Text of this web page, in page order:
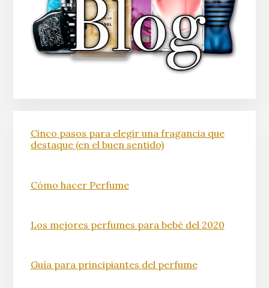
Cinco pasos para elegir una fragancia que
destaque (en el buen sentido)
Cómo hacer Perfume
Los mejores perfumes para bebé del 2020
Guía para principiantes del perfume